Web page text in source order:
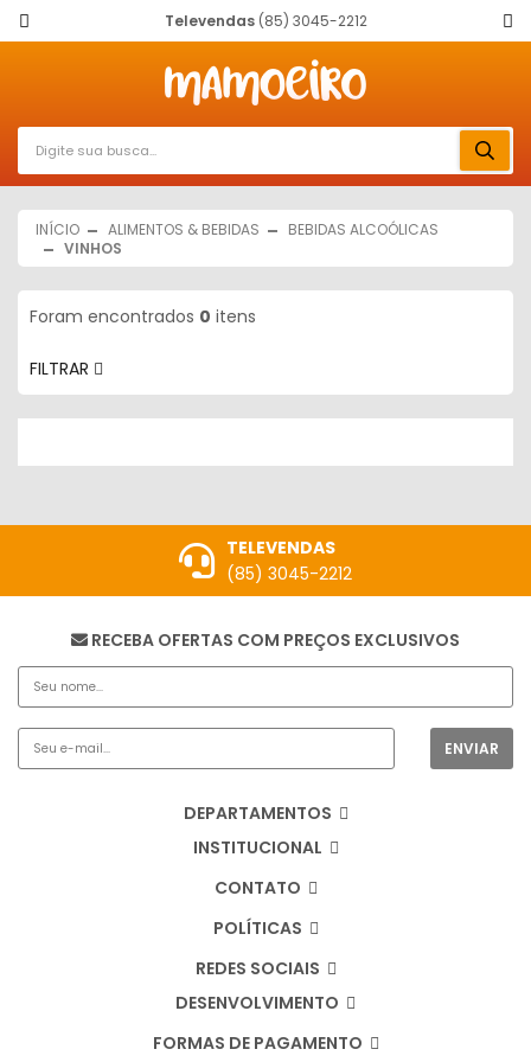
Televendas(85) 3045-2212
INÍCIO ALIMENTOS & BEBIDAS
BEBIDAS ALCOÓLICAS
VINHOS
Foram encontrados 0 itens
FILTRAR
TELEVENDAS
(85) 3045-2212
RECEBA OFERTAS COM PREÇOS EXCLUSIVOS
DEPARTAMENTOS
INSTITUCIONAL
CONTATO
POLÍTICAS
REDES SOCIAIS
DESENVOLVIMENTO
FORMAS DE PAGAMENTO